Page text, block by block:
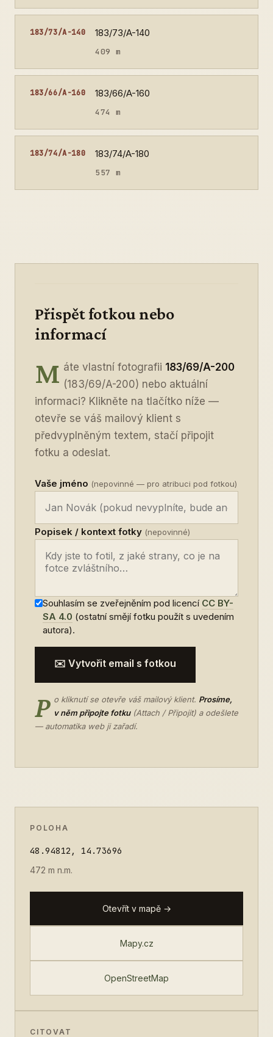
183/73/A-140 183/73/A-140
409 m
183/66/A-160 183/66/A-160
474 m
183/74/A-180 183/74/A-180
557 m
Přispět fotkou nebo
informací
M áte vlastní fotografii 183/69/A-200
(183/69/A-200) nebo aktuální
informaci? Klikněte na tlačítko níže —
otevře se váš mailový klient s
předvyplněným textem, stačí připojit
fotku a odeslat.
Vaše jméno (nepovinné — pro atribuci pod fotkou)
Popisek / kontext fotky (nepovinné)
Souhlasím se zveřejněním pod licencí CC BY-
SA 4.0 (ostatní smějí fotku použít s uvedením
autora).
✉️ Vytvořit email s fotkou
P o kliknutí se otevře váš mailový klient. Prosíme,
v něm připojte fotku(Attach / Připojit) a odešlete
— automatika web ji zařadí.
POLOHA
48.94812, 14.73696
472 m n.m.
Otevřít v mapě →
Mapy.cz
OpenStreetMap
CITOVAT